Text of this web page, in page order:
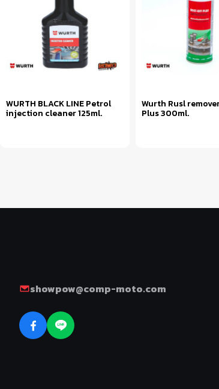
WURTH BLACK LINE Petrol
injection cleaner 125ml.
Wurth Rusl
Plus 300ml.
showpow@comp-moto.com